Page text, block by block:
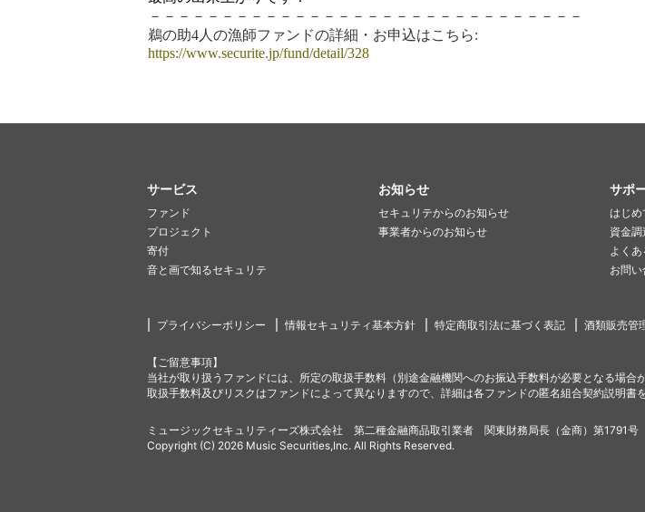
－ －－－－－－－－－－－－－－－－－－－－－－－－－－－－－
鵜の助4人の漁師ファンドの詳細・お申込はこちら:
https://www.securite.jp/fund/detail/328
サービス
ファンド
プロジェクト
寄付
音と画で知るセキュリテ
お知らせ
セキュリテからのお知らせ
事業者からのお知らせ
サポ
はじめ
資金
よくあ
お問
プライバシーポリシー 情報セキュリティ基本方針 特定商取引法に基づく表記 酒類販売管
【ご留意事項】
当社が取り扱うファンドには、所定の取扱手数料（別途金融機関へのお振込手数料が必要となる場合
取扱手数料及びリスクはファンドによって異なりますので、詳細は各ファンドの匿名組合契約説明書
ミュージックセキュリティーズ株式会社 第二種金融商品取引業者 関東財務局長（金商）第1791
Copyright (C) 2026 Music Securities,Inc. All Rights Reserved.